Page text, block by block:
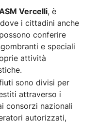
Vercelli, è
i cittadini anche
conferire
e speciali
attività
sono divisi per
attraverso i
consorzi nazionali
autorizzati,